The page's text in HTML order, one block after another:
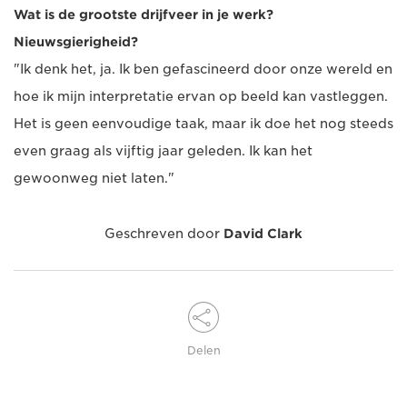
Wat is de grootste drijfveer in je werk?
Nieuwsgierigheid?
"Ik denk het, ja. Ik ben gefascineerd door onze wereld en
hoe ik mijn interpretatie ervan op beeld kan vastleggen.
Het is geen eenvoudige taak, maar ik doe het nog steeds
even graag als vijftig jaar geleden. Ik kan het
gewoonweg niet laten."
Geschreven door David Clark
Delen